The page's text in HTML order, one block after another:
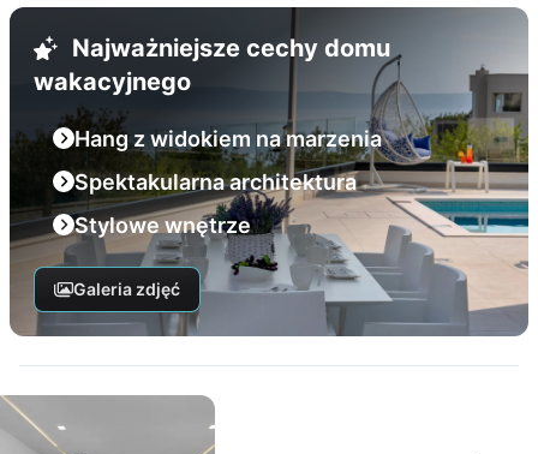
Najważniejsze cechy domu
wakacyjnego
Hang z widokiem na marzenia
Spektakularna architektura
Stylowe wnętrze
Galeria zdjęć